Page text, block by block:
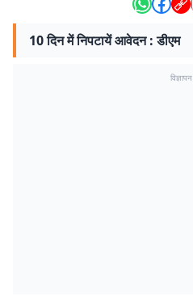
10 दिन में निपटायें आवेदन : डीएम
विज्ञापन